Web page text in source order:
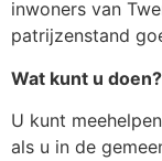
inwoners van
patrijzenstand
Wat kunt u doen?
U kunt
als u in de